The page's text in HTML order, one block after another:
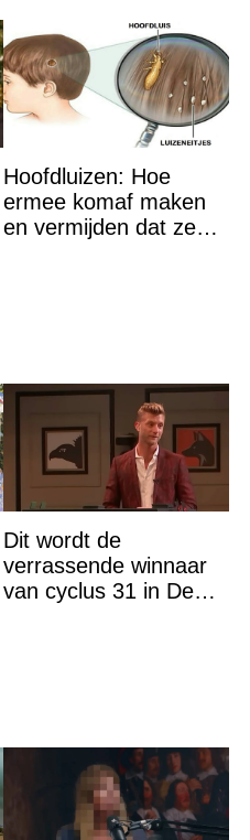
Hoofdluizen: Hoe
ermee komaf maken
en vermijden dat ze
Dit wordt de
verrassende winnaar
van cyclus 31 in De